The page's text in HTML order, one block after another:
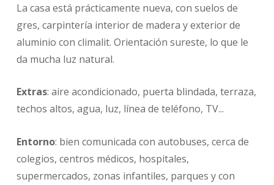
La casa está prácticamente nueva, con suelos de
gres, carpintería interior de madera y exterior de
aluminio con climalit. Orientación sureste, lo que le
da mucha luz natural.
Extras: aire acondicionado, puerta blindada, terraza,
techos altos, agua, luz, línea de teléfono, TV...
Entorno: bien comunicada con autobuses, cerca de
colegios, centros médicos, hospitales,
supermercados, zonas infantiles, parques y con